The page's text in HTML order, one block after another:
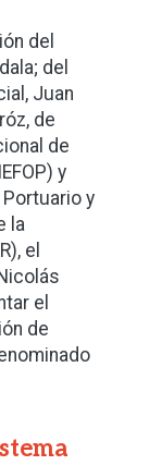
del
del
Juan
de
de
y
y
la
el
el
de